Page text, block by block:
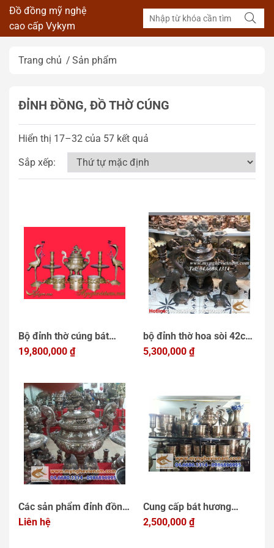
Đồ đồng mỹ nghệ
cao cấp Vykym
Trang chủ Sản phẩm
ĐỈNH ĐỒNG, ĐỒ THỜ CÚNG
Hiển thị 17–32 của 57 kết quả
Sắp xếp:
Bộ đỉnh thờ cúng bát
nhang đồng khảm bạc
19,800,000 ₫
bộ đỉnh thờ hoa sòi 42cm
bằng đồng hun đen giả
5,300,000 ₫
Các sản phẩm đỉnh đồng
thờ cúng, đồ thờ gia đình
Liên hệ
Cung cấp bát hương
đồng khảm bạc tam khí
2,500,000 ₫